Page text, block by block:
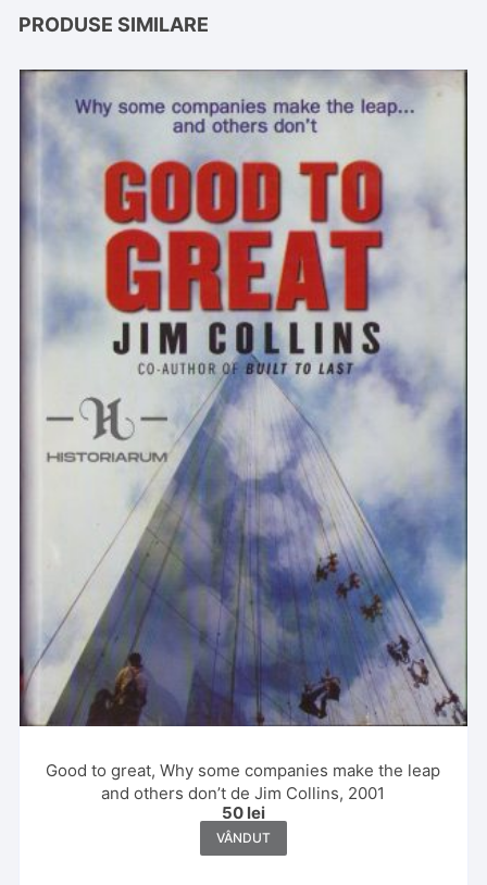
PRODUSE SIMILARE
Good to great, Why some companies make the leap
and others don’t de Jim Collins, 2001
50 lei
VÂNDUT